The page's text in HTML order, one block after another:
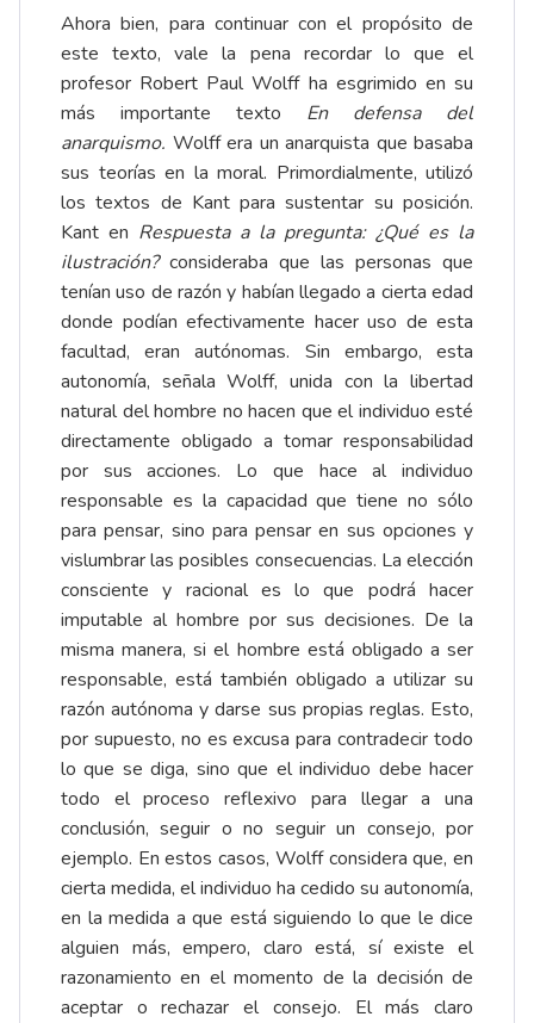
Ahora bien, para continuar con el propósito de
este texto, vale la pena recordar lo que el
profesor Robert Paul Wolff ha esgrimido en su
más importante texto En defensa del
anarquismo. Wolff era un anarquista que basaba
sus teorías en la moral. Primordialmente, utilizó
los textos de Kant para sustentar su posición.
Kant en Respuesta a la pregunta: ¿Qué es la
ilustración?consideraba que las personas que
tenían uso de razón y habían llegado a cierta edad
donde podían efectivamente hacer uso de esta
facultad, eran autónomas. Sin embargo, esta
autonomía, señala Wolff, unida con la libertad
natural del hombre no hacen que el individuo esté
directamente obligado a tomar responsabilidad
por sus acciones. Lo que hace al individuo
responsable es la capacidad que tiene no sólo
para pensar, sino para pensar en sus opciones y
vislumbrar las posibles consecuencias. La elección
consciente y racional es lo que podrá hacer
imputable al hombre por sus decisiones. De la
misma manera, si el hombre está obligado a ser
responsable, está también obligado a utilizar su
razón autónoma y darse sus propias reglas. Esto,
por supuesto, no es excusa para contradecir todo
lo que se diga, sino que el individuo debe hacer
todo el proceso reflexivo para llegar a una
conclusión, seguir o no seguir un consejo, por
ejemplo. En estos casos, Wolff considera que, en
cierta medida, el individuo ha cedido su autonomía,
en la medida a que está siguiendo lo que le dice
alguien más, empero, claro está, sí existe el
razonamiento en el momento de la decisión de
aceptar o rechazar el consejo. El más claro